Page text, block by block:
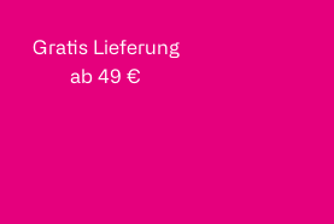
Gratis Lieferung
ab 49 €